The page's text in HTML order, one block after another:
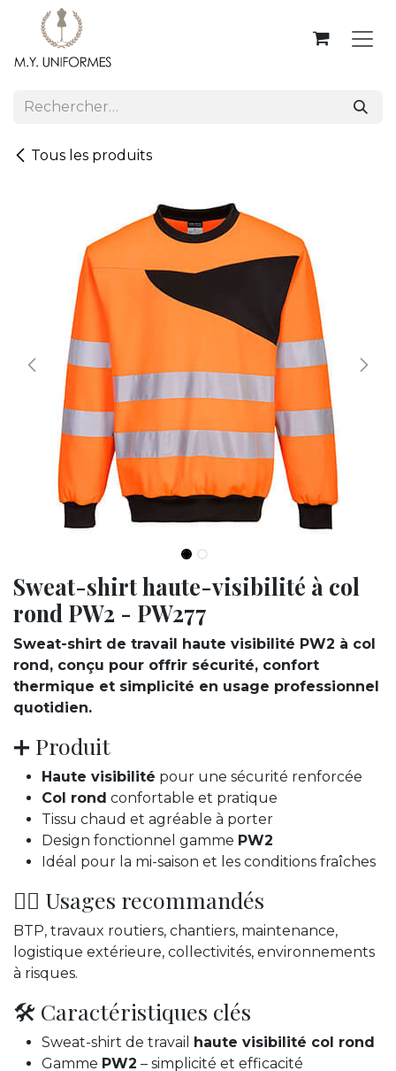
Se rendre au contenu
Tous les produits
Sweat-shirt haute-visibilité à col
rond PW2 - PW277
Sweat-shirt de travail haute visibilité PW2 à col
rond, conçu pour offrir sécurité, confort
thermique et simplicité en usage professionnel
quotidien.
➕ Produit
Haute visibilité pour une sécurité renforcée
Col rond confortable et pratique
Tissu chaud et agréable à porter
Design fonctionnel gamme PW2
Idéal pour la mi-saison et les conditions fraîches
👷‍♂️ Usages recommandés
BTP, travaux routiers, chantiers, maintenance,
logistique extérieure, collectivités, environnements
à risques.
🛠️ Caractéristiques clés
Sweat-shirt de travail haute visibilité col rond
Gamme PW2 – simplicité et efficacité